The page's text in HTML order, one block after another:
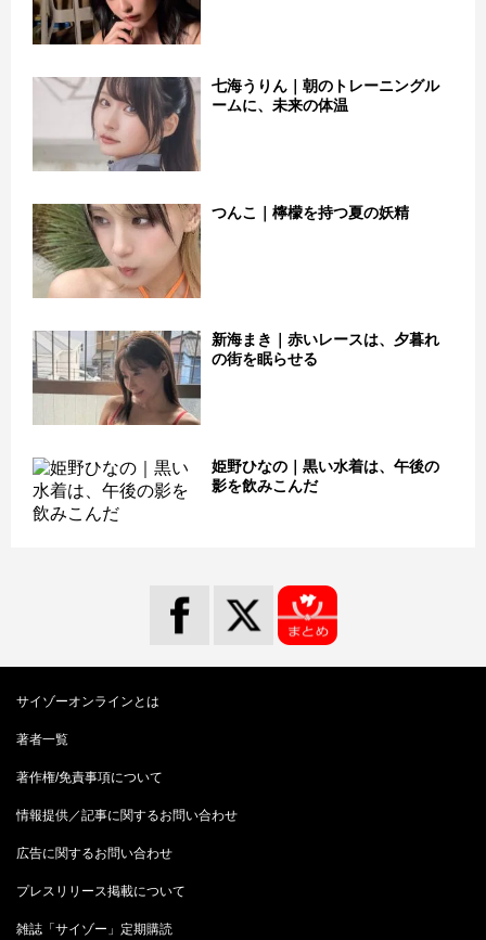
七海うりん｜朝のトレーニングル
ームに、未来の体温
つんこ｜檸檬を持つ夏の妖精
新海まき｜赤いレースは、夕暮れ
の街を眠らせる
姫野ひなの｜黒い水着は、午後の
影を飲みこんだ
サイゾーオンラインとは
著者一覧
著作権/免責事項について
情報提供／記事に関するお問い合わせ
広告に関するお問い合わせ
プレスリリース掲載について
雑誌「サイゾー」定期購読